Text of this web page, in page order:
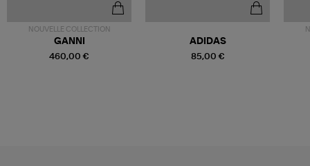
NOUVELLE COLLECTION
460,00 €
GANNI
85,00 €
ADIDAS